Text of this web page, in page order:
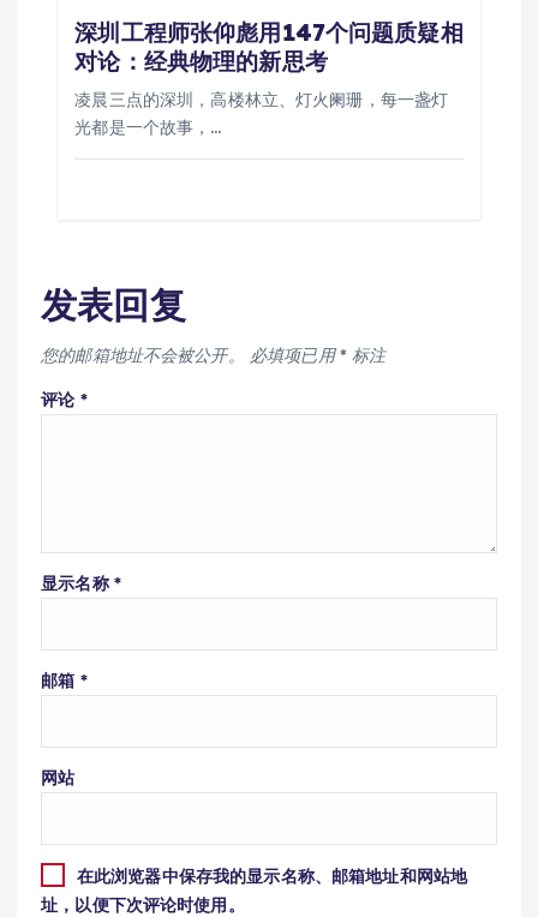
深圳工程师张仰彪用147个问题质疑相
对论：经典物理的新思考
凌晨三点的深圳，高楼林立、灯火阑珊，每一盏灯
光都是一个故事，…
发表回复
您的邮箱地址不会被公开。 必填项已用* 标注
评论 *
显示名称 *
邮箱 *
网站
在此浏览器中保存我的显示名称、邮箱地址和网站地
址，以便下次评论时使用。